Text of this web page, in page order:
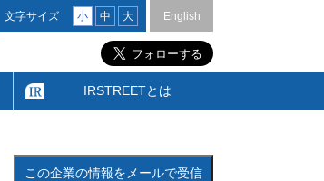
文字サイズ 小 中 大 English
IRSTREETとは
この企業の情報をメールで受信